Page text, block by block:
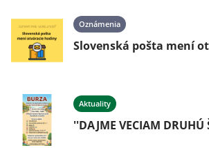
Oznámenia
Slovenská pošta mení
Aktuality
''DAJME VECIAM DRUHÚ